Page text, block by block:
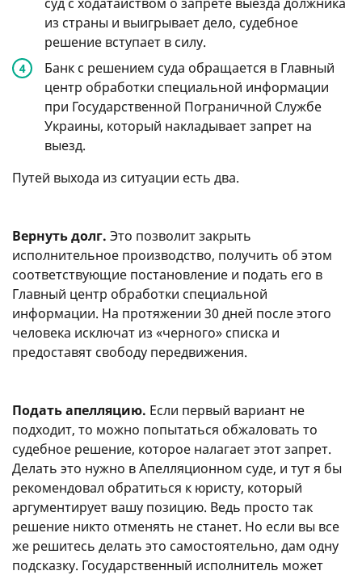
из страны и выигрывает дело, судебное
решение вступает в силу.
Банк с решением суда обращается в Главный
центр обработки специальной информации
при Государственной Пограничной Службе
Украины, который накладывает запрет на
выезд.
Путей выхода из ситуации есть два.
Вернуть долг. Это позволит закрыть
исполнительное производство, получить об этом
соответствующие постановление и подать его в
Главный центр обработки специальной
информации. На протяжении 30 дней после этого
человека исключат из «черного» списка и
предоставят свободу передвижения.
Подать апелляцию. Если первый вариант не
подходит, то можно попытаться обжаловать то
судебное решение, которое налагает этот запрет.
Делать это нужно в Апелляционном суде, и тут я бы
рекомендовал обратиться к юристу, который
аргументирует вашу позицию. Ведь просто так
решение никто отменять не станет. Но если вы все
же решитесь делать это самостоятельно, дам одну
подсказку. Государственный исполнитель может